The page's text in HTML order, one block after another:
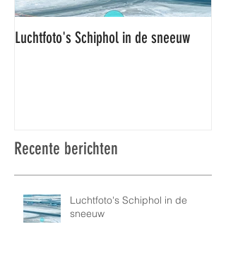
Luchtfoto's Schiphol in de sneeuw
Recente berichten
Luchtfoto's Schiphol in de
sneeuw